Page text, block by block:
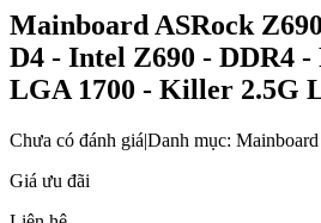
Mainboard ASRock
D4 - Intel Z690 - DDR4 -
LGA 1700 - Killer 2.5G
Chưa có đánh giá|Danh mục: Mainboard
Giá ưu đãi